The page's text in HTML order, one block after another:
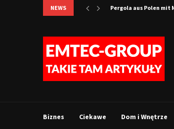
NEWS Pergola aus Polen mit
Biznes Ciekawe Dom i Wnętrze